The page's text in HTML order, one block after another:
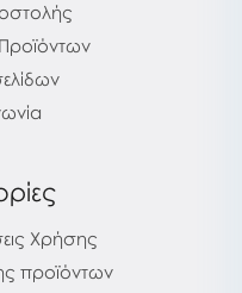
Χρήσης
προϊόντων